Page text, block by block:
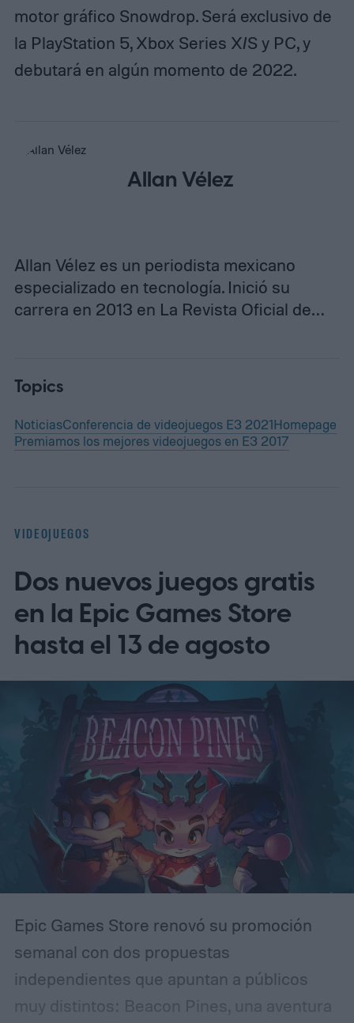
motor gráfico Snowdrop. Será exclusivo de
la PlayStation 5, Xbox Series X/S y PC, y
debutará en algún momento de 2022.
Allan Vélez
Allan Vélez es un periodista mexicano
especializado en tecnología. Inició su
carrera en 2013 en La Revista Oficial de…
Topics
NoticiasConferencia de videojuegos E3 2021Homepage
Premiamos los mejores videojuegos en E3 2017
VIDEOJUEGOS
Dos nuevos juegos gratis
en la Epic Games Store
hasta el 13 de agosto
Epic Games Store renovó su promoción
semanal con dos propuestas
independientes que apuntan a públicos
muy distintos: Beacon Pines, una aventura